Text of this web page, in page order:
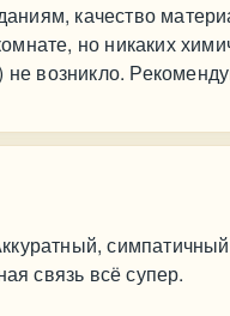
качество
но никаких
не возникло.
связь всё супер.